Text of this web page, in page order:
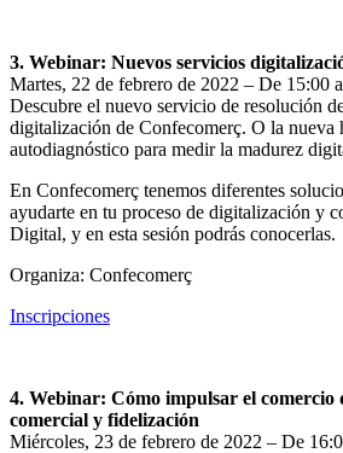
3. Webinar: Nuevos servicios
Martes, 22 de febrero de 2022 – De 15:00
Descubre el nuevo servicio de resolución
digitalización de Confecomerç. O la nueva
autodiagnóstico para medir la madurez
En Confecomerç tenemos diferentes
ayudarte en tu proceso de digitalización y
Digital, y en esta sesión podrás conocerlas.
Organiza: Confecomerç
Inscripciones
4. Webinar: Cómo impulsar el
comercial y fidelización
Miércoles, 23 de febrero de 2022 – De